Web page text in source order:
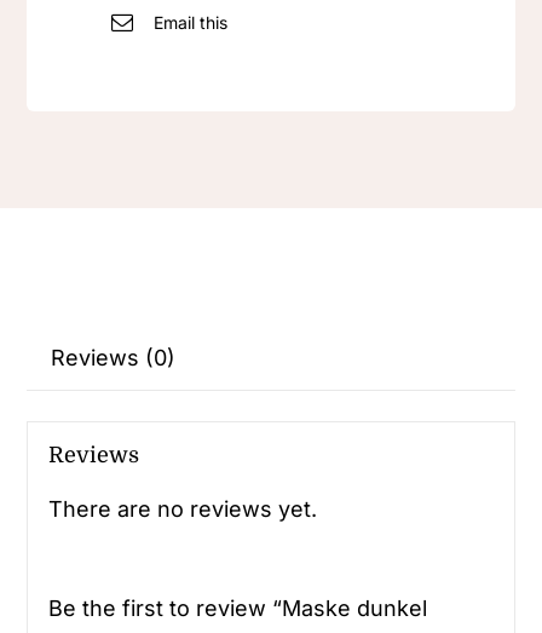
Email this
Reviews (0)
Reviews
There are no reviews yet.
Be the first to review “Maske dunkel